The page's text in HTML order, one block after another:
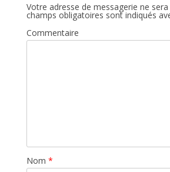
Votre adresse de messagerie ne sera
champs obligatoires sont indiqués
Commentaire
Nom *